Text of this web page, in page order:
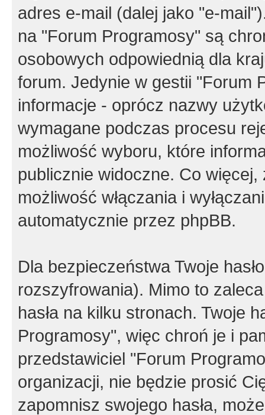
adres e-mail (dalej jako "e-
na "Forum Programosy" są
osobowych odpowiednią dla
forum. Jedynie w gestii "Forum
informacje - oprócz nazwy
wymagane podczas procesu
możliwość wyboru, które
publicznie widoczne. Co
możliwość włączania i
automatycznie przez phpBB.
Dla bezpieczeństwa Twoje
rozszyfrowania). Mimo to
hasła na kilku stronach. Twoje
Programosy", więc chroń je i
przedstawiciel "Forum
organizacji, nie będzie prosić
zapomnisz swojego hasła,